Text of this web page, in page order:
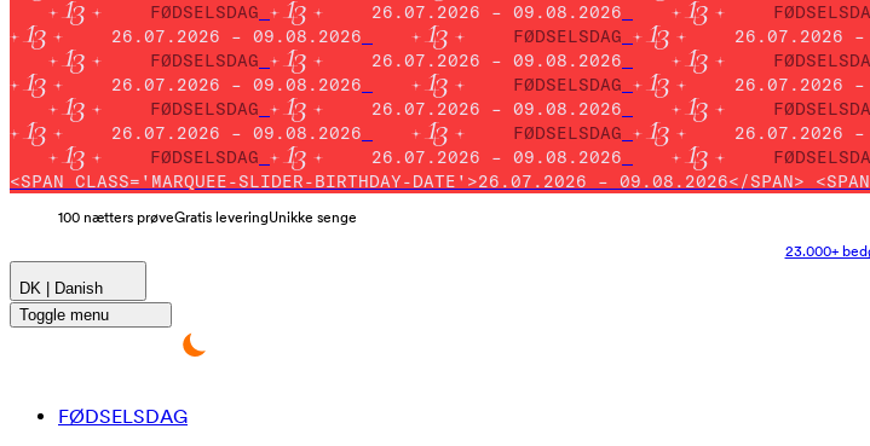
FØDSELSDAG
26.07.2026 – 09.08.2026
26.07.2026 – 09.08.2026
FØDSELSDAG 26.07.2026
FØDSELSDAG
26.07.2026 – 09.08.2026
26.07.2026 – 09.08.2026
FØDSELSDAG 26.07.2026
FØDSELSDAG
26.07.2026 – 09.08.2026
26.07.2026 – 09.08.2026
FØDSELSDAG 26.07.2026
FØDSELSDAG
26.07.2026 – 09.08.2026
<SPAN CLASS='MARQUEE-SLIDER-BIRTHDAY-DATE'>26.07.2026 – 09.08.2026</SPAN> <SPAN
100 nætters prøveGratis leveringUnikke senge
23.000+
DK | Danish
Toggle menu
FØDSELSDAG